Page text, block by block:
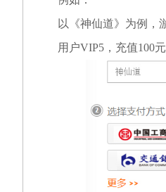
以《神仙道》为例，
用户VIP5，充值100